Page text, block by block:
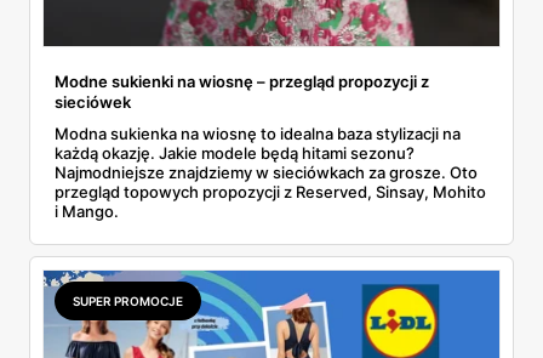
Modne sukienki na wiosnę – przegląd propozycji z
sieciówek
Modna sukienka na wiosnę to idealna baza stylizacji na
każdą okazję. Jakie modele będą hitami sezonu?
Najmodniejsze znajdziemy w sieciówkach za grosze. Oto
przegląd topowych propozycji z Reserved, Sinsay, Mohito
i Mango.
SUPER PROMOCJE